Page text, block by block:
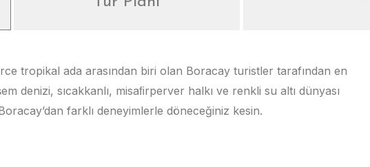
tropikal ada arasından biri olan Boracay turistler tarafından en
denizi, sıcakkanlı, misaﬁrperver halkı ve renkli su altı dünyası
farklı deneyimlerle döneceğiniz kesin.